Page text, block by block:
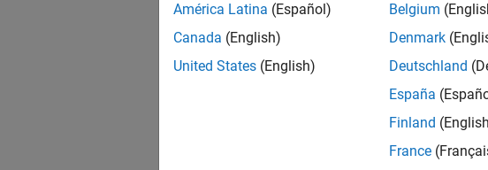
América Latina (Español)
Canada (English)
United States (English)
Belgium
Denmark
Deutschland
España
Finland
France